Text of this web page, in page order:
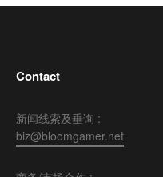
Contact
新闻线索及垂询 :
biz@bloomgamer.net